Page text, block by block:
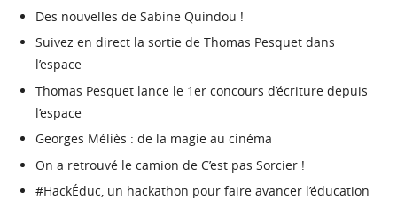
Des nouvelles de Sabine Quindou !
Suivez en direct la sortie de Thomas Pesquet dans
l’espace
Thomas Pesquet lance le 1er concours d’écriture depuis
l’espace
Georges Méliès : de la magie au cinéma
On a retrouvé le camion de C’est pas Sorcier !
#HackÉduc, un hackathon pour faire avancer l’éducation